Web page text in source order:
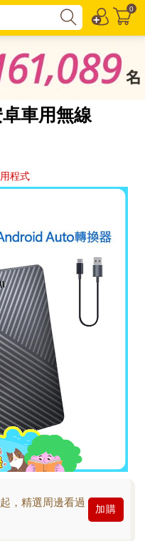
0
車用無線
程式
，精選周邊看過
加購